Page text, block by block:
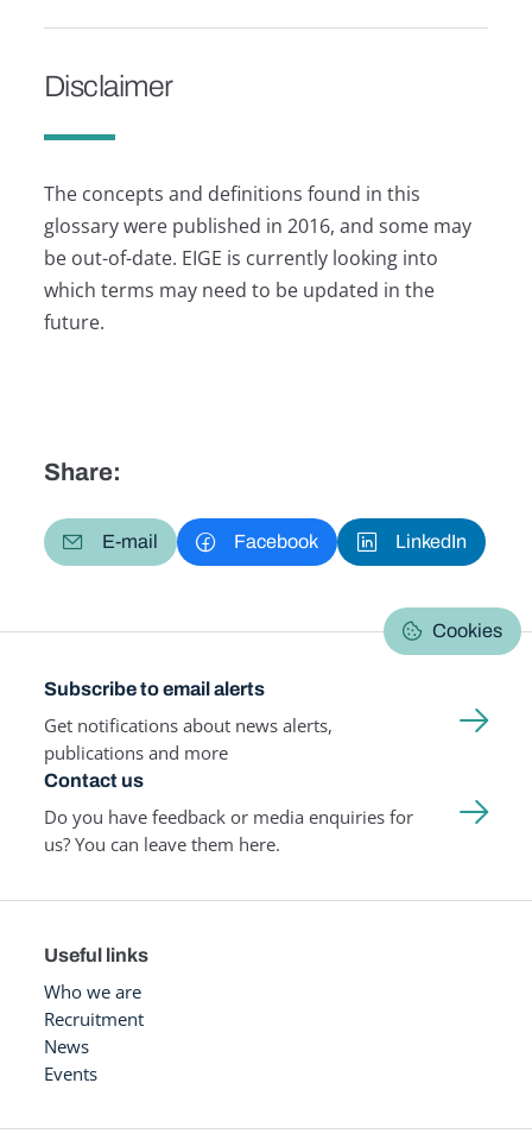
Disclaimer
The concepts and definitions found in this
glossary were published in 2016, and some may
be out-of-date. EIGE is currently looking into
which terms may need to be updated in the
future.
Share:
E-mail Facebook LinkedIn
Cookies
Subscribe to email alerts
Get notifications about news alerts,
publications and more
Contact us
Do you have feedback or media enquiries for
us? You can leave them here.
Useful links
Who we are
Recruitment
News
Events